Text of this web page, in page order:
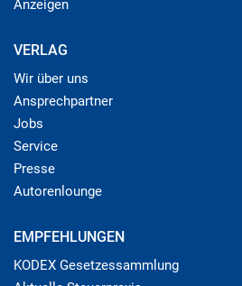
Anzeigen
VERLAG
Wir über uns
Ansprechpartner
Jobs
Service
Presse
Autorenlounge
EMPFEHLUNGEN
KODEX Gesetzessammlung